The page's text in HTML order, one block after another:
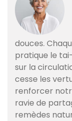
douces.
pratique le
sur la
cesse les
renforcer
ravie de
remèdes